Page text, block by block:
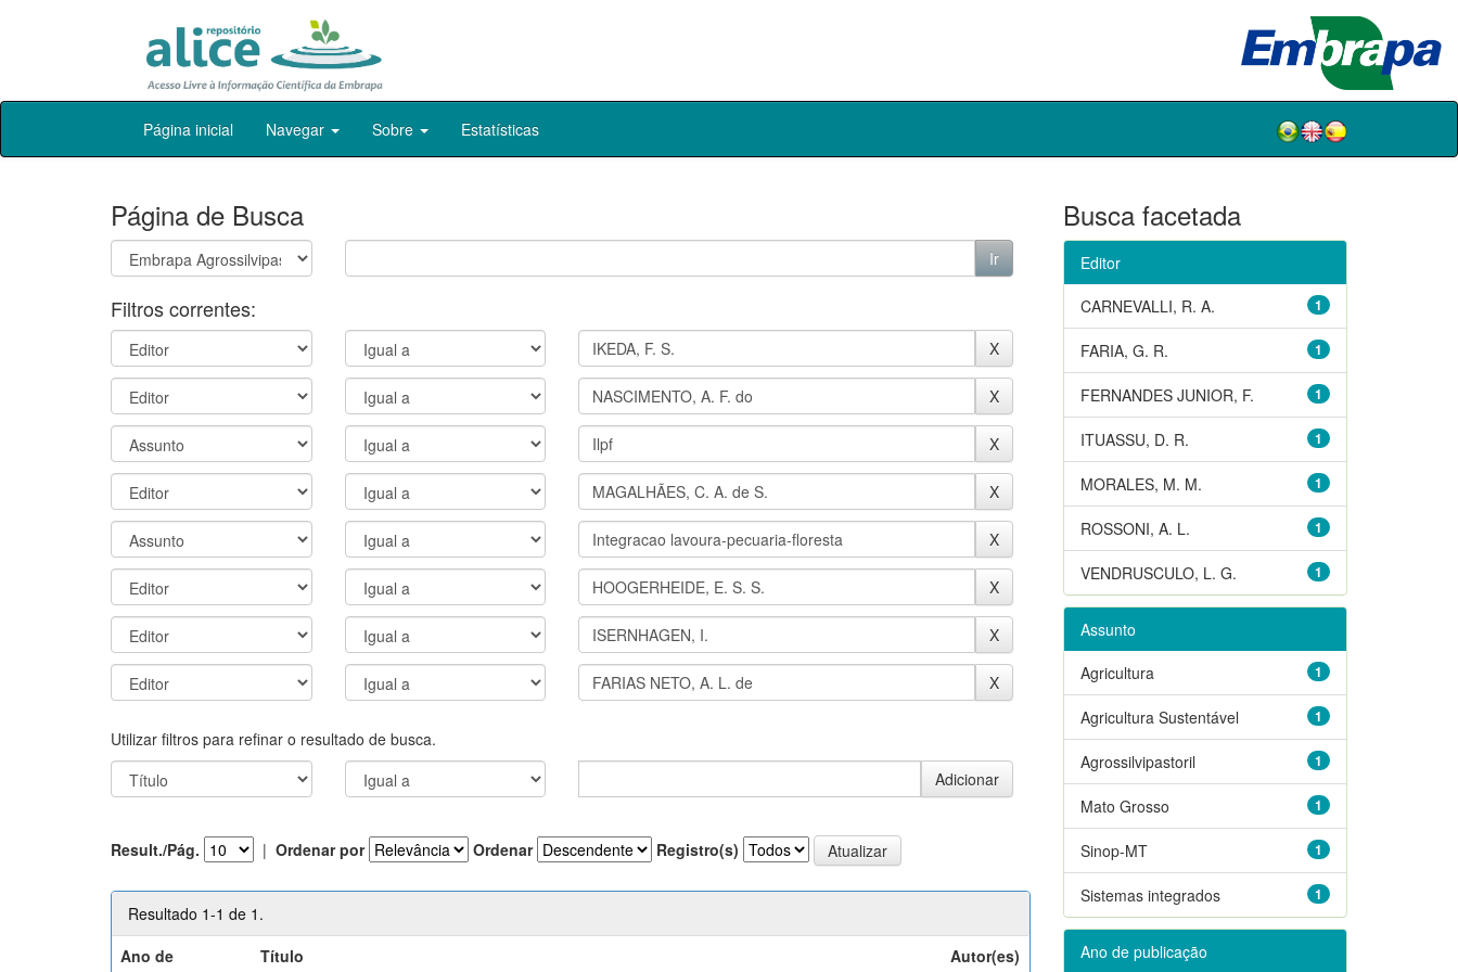
Skip
Página inicial Navegar Sobre Estatísticas
Página de Busca
Filtros correntes:
Utilizar filtros para refinar o resultado de busca.
Result./Pág. | Ordenar por Ordenar Registro(s)
Resultado 1-1 de 1.
Ano de
Título Autor(es)
Busca facetada
Editor
1
CARNEVALLI, R. A.
1
FARIA, G. R.
1
FERNANDES JUNIOR, F.
1
ITUASSU, D. R.
1
MORALES, M. M.
1
ROSSONI, A. L.
1
VENDRUSCULO, L. G.
Assunto
1
Agricultura
1
Agricultura Sustentável
1
Agrossilvipastoril
1
Mato Grosso
1
Sinop-MT
1
Sistemas integrados
Ano de publicação